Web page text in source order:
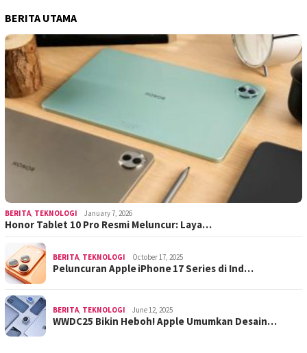
BERITA UTAMA
BERITA, TEKNOLOGI January 7, 2026
Honor Tablet 10 Pro Resmi Meluncur: Laya…
BERITA, TEKNOLOGI October 17, 2025
Peluncuran Apple iPhone 17 Series di Ind…
BERITA, TEKNOLOGI June 12, 2025
WWDC25 Bikin Heboh! Apple Umumkan Desain…